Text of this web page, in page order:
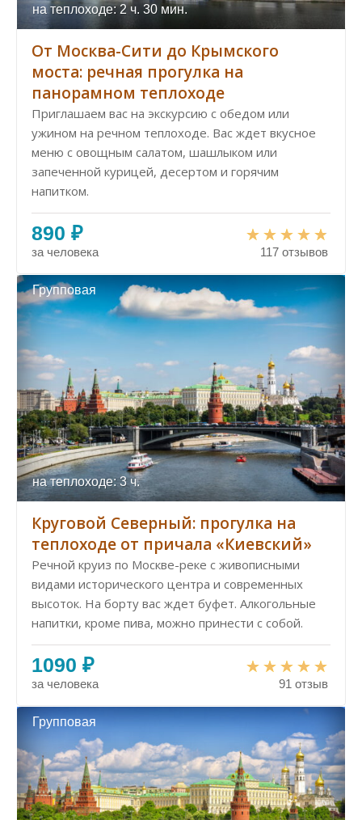
на теплоходе: 2 ч. 30 мин.
От Москва-Сити до Крымского
моста: речная прогулка на
панорамном теплоходе
Приглашаем вас на экскурсию с обедом или
ужином на речном теплоходе. Вас ждет вкусное
меню с овощным салатом, шашлыком или
запеченной курицей, десертом и горячим
напитком.
890 ₽
за человека 117 отзывов
Групповая
на теплоходе: 3 ч.
Круговой Северный: прогулка на
теплоходе от причала «Киевский»
Речной круиз по Москве-реке с живописными
видами исторического центра и современных
высоток. На борту вас ждет буфет. Алкогольные
напитки, кроме пива, можно принести с собой.
1090 ₽
за человека 91 отзыв
Групповая